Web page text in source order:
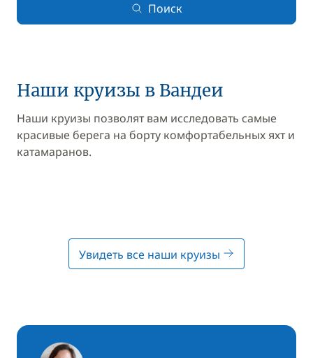
Поиск
Наши круизы в Вандеи
Наши круизы позволят вам исследовать самые
красивые берега на борту комфортабельных яхт и
катамаранов.
Увидеть все наши круизы